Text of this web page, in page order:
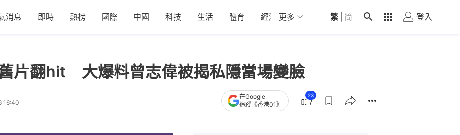
消息 即時 熱榜 國際 中國 科技 生活 體育 經濟 01深圳 觀點 健康 好食玩飛
更多 繁 简 登入
片翻hit 大爆料曾志偉被揭私隱當場變臉
16:40
在Google
追蹤《香港01》
23